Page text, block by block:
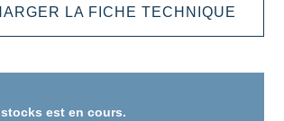
LA FICHE TECHNIQUE
est en cours.